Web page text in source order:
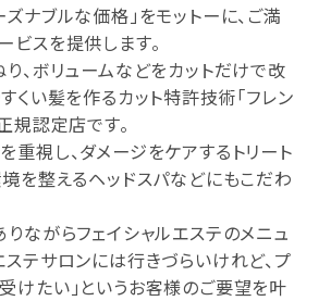
ナブルな価格」をモットーに、ご満
ビスを提供します。
、ボリュームなどをカットだけで改
くい髪を作るカット特許技術「フレン
規認定店です。
重視し、ダメージをケアするトリート
境を整えるヘッドスパなどにもこだわ
りながらフェイシャルエステのメニュ
ステサロンには行きづらいけれど、プ
けたい」というお客様のご要望を叶